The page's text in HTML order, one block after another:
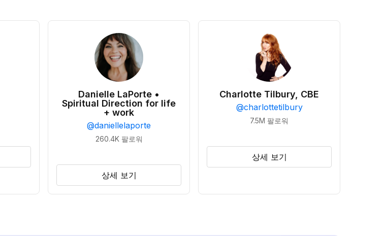
Danielle LaPorte •
Spiritual Direction for life
+ work
@daniellelaporte
260.4K 팔로워
상세 보기
Charlotte Tilbury, CBE
@charlottetilbury
7.5M 팔로워
상세 보기